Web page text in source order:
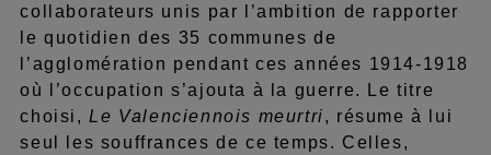
collaborateurs unis par l’ambition de rapporter
le quotidien des 35 communes de
l’agglomération pendant ces années 1914-1918
où l’occupation s’ajouta à la guerre. Le titre
choisi,Le Valenciennois meurtri, résume à lui
seul les souffrances de ce temps. Celles,